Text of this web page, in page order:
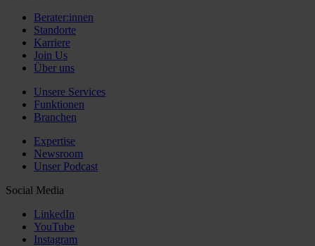
Berater:innen
Standorte
Karriere
Join Us
Über uns
Unsere Services
Funktionen
Branchen
Expertise
Newsroom
Unser Podcast
Social Media
LinkedIn
YouTube
Instagram